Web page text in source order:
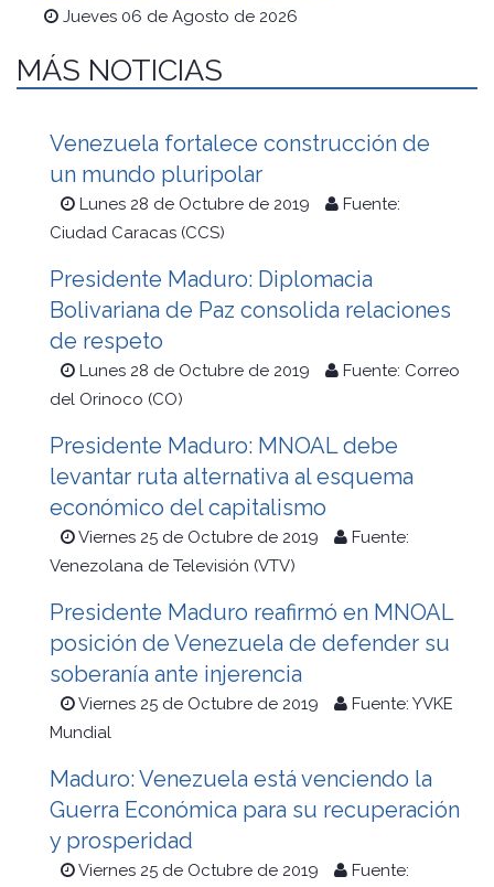
Jueves 06 de Agosto de 2026
MÁS NOTICIAS
Venezuela fortalece construcción de
un mundo pluripolar
Lunes 28 de Octubre de 2019
Fuente:
Ciudad Caracas (CCS)
Presidente Maduro: Diplomacia
Bolivariana de Paz consolida relaciones
de respeto
Lunes 28 de Octubre de 2019
Fuente: Correo
del Orinoco (CO)
Presidente Maduro: MNOAL debe
levantar ruta alternativa al esquema
económico del capitalismo
Viernes 25 de Octubre de 2019
Fuente:
Venezolana de Televisión (VTV)
Presidente Maduro reafirmó en MNOAL
posición de Venezuela de defender su
soberanía ante injerencia
Viernes 25 de Octubre de 2019
Fuente: YVKE
Mundial
Maduro: Venezuela está venciendo la
Guerra Económica para su recuperación
y prosperidad
Viernes 25 de Octubre de 2019
Fuente: